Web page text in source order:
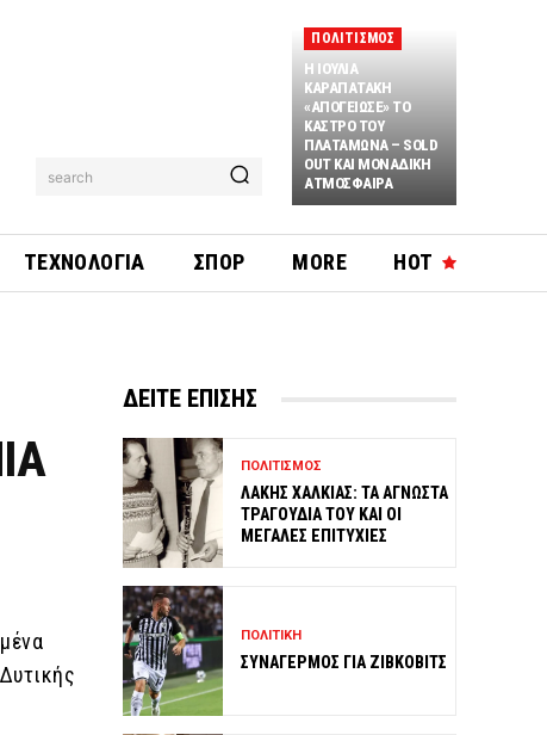
search
ΠΟΛΙΤΙΣΜΟΣ
Η ΙΟΥΛΙΑ
ΚΑΡΑΠΑΤΑΚΗ
«ΑΠΟΓΕΙΩΣΕ» ΤΟ
ΚΑΣΤΡΟ ΤΟΥ
ΠΛΑΤΑΜΩΝΑ – SOLD
OUT ΚΑΙ ΜΟΝΑΔΙΚΗ
ΑΤΜΟΣΦΑΙΡΑ
HOT
ΤΕΧΝΟΛΟΓΙΑ ΣΠΟΡ MORE
ΔΕΙΤΕ ΕΠΙΣΗΣ
ΠΟΛΙΤΙΣΜΟΣ
ΛΑΚΗΣ ΧΑΛΚΙΑΣ: ΤΑ ΑΓΝΩΣΤΑ
ΤΡΑΓΟΥΔΙΑ ΤΟΥ ΚΑΙ ΟΙ
ΜΕΓΑΛΕΣ ΕΠΙΤΥΧΙΕΣ
ΠΟΛΙΤΙΚΗ
ΣΥΝΑΓΕΡΜΟΣ ΓΙΑ ΖΙΒΚΟΒΙΤΣ